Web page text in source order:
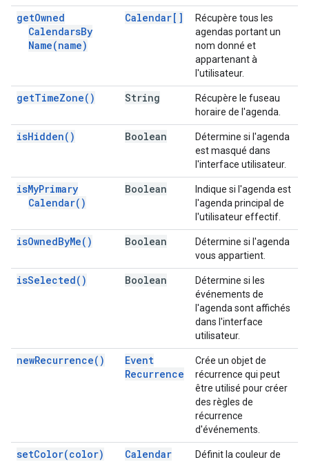
getOwned
CalendarsBy
Name(name)
Calendar[]
Récupère tous les
agendas portant un
nom donné et
appartenant à
l'utilisateur.
getTimeZone( ) String
Récupère le fuseau
horaire de l'agenda.
isHidden( ) Boolean
Détermine si l'agenda
est masqué dans
l'interface utilisateur.
isMyPrimary
Calendar( )
Boolean
Indique si l'agenda est
l'agenda principal de
l'utilisateur effectif.
isOwnedByMe( ) Boolean
Détermine si l'agenda
vous appartient.
isSelected( ) Boolean
Détermine si les
événements de
l'agenda sont affichés
dans l'interface
utilisateur.
newRecurrence( )
Event
Recurrence
Crée un objet de
récurrence qui peut
être utilisé pour créer
des règles de
récurrence
d'événements.
setColor(color) Calendar
Définit la couleur de